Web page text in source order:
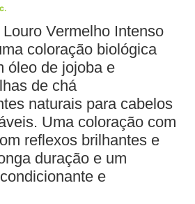
Vermelho Intenso
coloração biológica
óleo de jojoba e
de chá
naturais para cabelos
Uma coloração com
reflexos brilhantes e
duração e um
e